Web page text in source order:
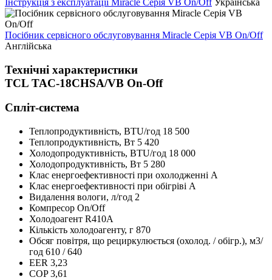
Посібник сервісного обслуговування Miracle Серія VB On/Off
Англійська
Технічні характеристики
TCL TAC-18CHSA/VB On-Off
Спліт-система
Теплопродуктивність, BTU/год 18 500
Теплопродуктивність, Bт 5 420
Холодопродуктивність, BTU/год 18 000
Холодопродуктивність, Bт 5 280
Клас енергоефективності при охолодженні А
Клас енергоефективності при обігріві А
Видалення вологи, л/год 2
Компресор On/Off
Холодоагент R410A
Кількість холодоагенту, г 870
Обсяг повітря, що рециркулюється (охолод. / обігр.), м3/
год 610 / 640
EER 3,23
COP3,61